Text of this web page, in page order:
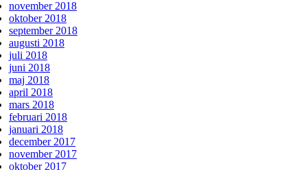
november 2018
oktober 2018
september 2018
augusti 2018
juli 2018
juni 2018
maj 2018
april 2018
mars 2018
februari 2018
januari 2018
december 2017
november 2017
oktober 2017